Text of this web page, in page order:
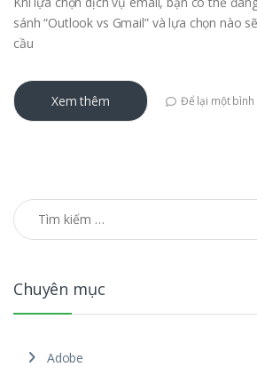
sánh “Outlook vs Gmail” và lựa chọn nào
cầu
Xem thêm Để lại một bình
Tìm kiếm cho:
Chuyên mục
Adobe